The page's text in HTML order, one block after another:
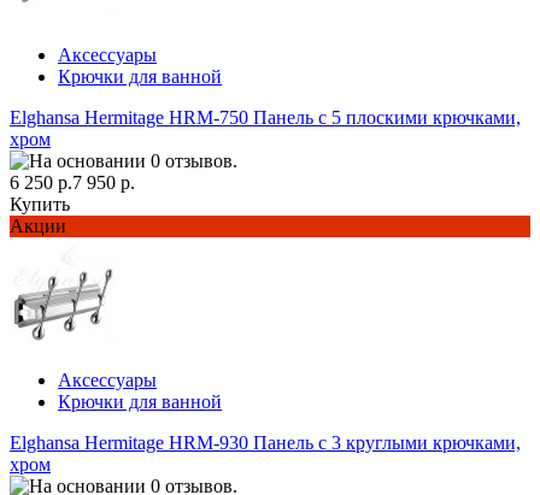
Аксессуары
Крючки для ванной
Elghansa Hermitage HRM-750 Панель с 5 плоскими крючками,
хром
6 250 р.7 950 р.
Купить
Акции
Аксессуары
Крючки для ванной
Elghansa Hermitage HRM-930 Панель с 3 круглыми крючками,
хром